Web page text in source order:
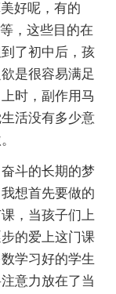
好呢，有的
，这些目的在
了初中后，孩
是很容易满足
时，副作用马
活没有多少意
斗的长期的梦
想首先要做的
，当孩子们上
的爱上这门课
学习好的学生
意力放在了当